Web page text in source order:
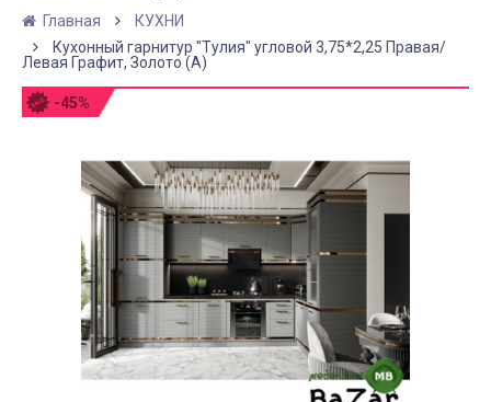
Главная
КУХНИ
Кухонный гарнитур "Тулия" угловой 3,75*2,25 Правая/
Левая Графит, Золото (А)
-45%